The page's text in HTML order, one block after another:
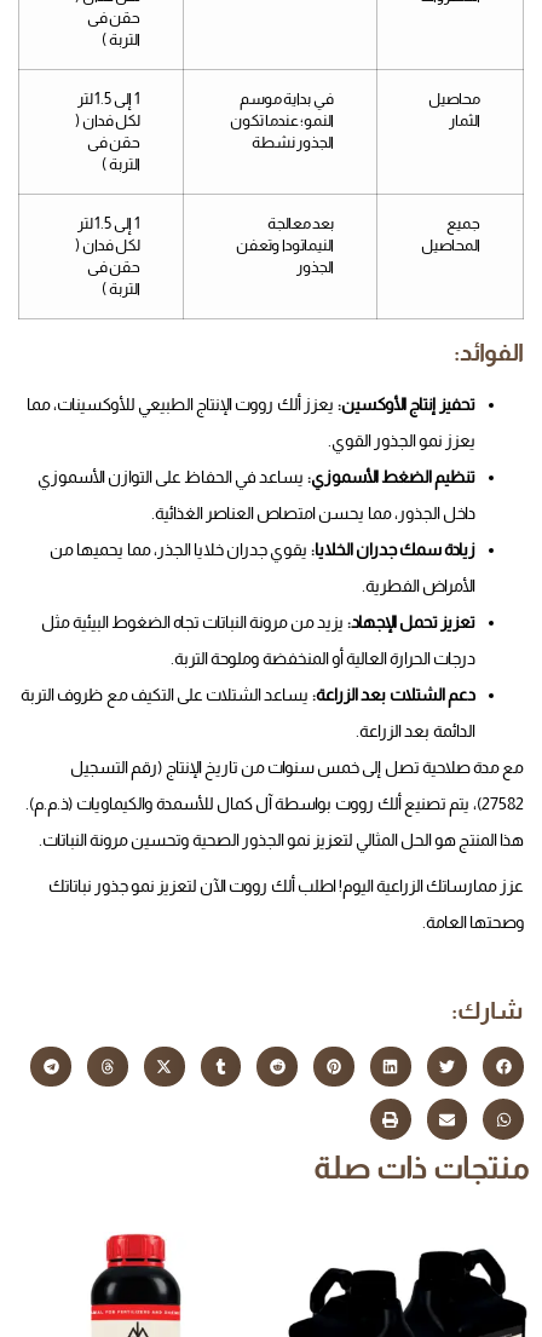
حقن فى
التربة )
محاصيل
الثمار
في بداية موسم
النمو؛ عندما تكون
الجذور نشطة
1 إلى 1.5 لتر
لكل فدان (
حقن فى
التربة )
جميع
المحاصيل
بعد معالجة
النيماتودا وتعفن
الجذور
1 إلى 1.5 لتر
لكل فدان (
حقن فى
التربة )
الفوائد:
تحفيز إنتاج الأوكسين: يعزز ألك رووت الإنتاج الطبيعي للأوكسينات، مما
يعزز نمو الجذور القوي.
تنظيم الضغط الأسموزي: يساعد في الحفاظ على التوازن الأسموزي
داخل الجذور، مما يحسن امتصاص العناصر الغذائية.
زيادة سمك جدران الخلايا: يقوي جدران خلايا الجذر، مما يحميها من
الأمراض الفطرية.
تعزيز تحمل الإجهاد: يزيد من مرونة النباتات تجاه الضغوط البيئية مثل
درجات الحرارة العالية أو المنخفضة وملوحة التربة.
دعم الشتلات بعد الزراعة: يساعد الشتلات على التكيف مع ظروف التربة
الدائمة بعد الزراعة.
مع مدة صلاحية تصل إلى خمس سنوات من تاريخ الإنتاج (رقم التسجيل
27582)، يتم تصنيع ألك رووت بواسطة آل كمال للأسمدة والكيماويات (ذ.م.م).
هذا المنتج هو الحل المثالي لتعزيز نمو الجذور الصحية وتحسين مرونة النباتات.
عزز ممارساتك الزراعية اليوم! اطلب ألك رووت الآن لتعزيز نمو جذور نباتاتك
وصحتها العامة.
شارك:
منتجات ذات صلة